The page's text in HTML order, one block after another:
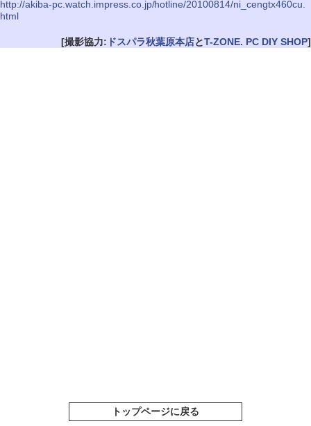
http://akiba-pc.watch.impress.co.jp/hotline/20100814/ni_cengtx460cu.
html
[撮影協力: ドスパラ秋葉原本店とT-ZONE. PC DIY SHOP]
トップページに戻る